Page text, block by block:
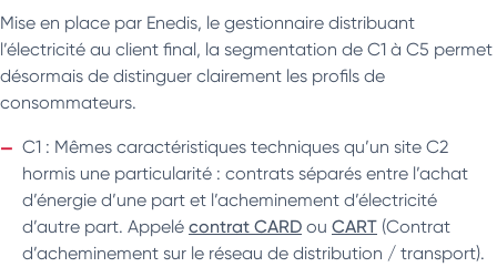
Mise en place par Enedis, le gestionnaire distribuant
l’électricité au client final, la segmentation de C1 à C5 permet
désormais de distinguer clairement les profils de
consommateurs.
C1 : Mêmes caractéristiques techniques qu’un site C2
hormis une particularité : contrats séparés entre l’achat
d’énergie d’une part et l’acheminement d’électricité
d’autre part. Appelé contrat CARD ou CART (Contrat
d’acheminement sur le réseau de distribution / transport).